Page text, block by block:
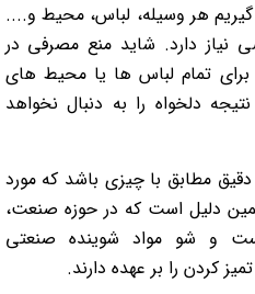
هر وسیله، لباس، محیط و....
نیاز دارد. شاید منع مصرفی در
برای تمام لباس ها یا محیط های
دلخواه را به دنبال نخواهد
دقیق مطابق با چیزی باشد که مورد
دلیل است که در حوزه صنعت،
و شو مواد شوینده صنعتی
کردن را بر عهده دارند.